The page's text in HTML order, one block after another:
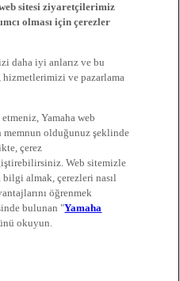
sitesi ziyaretçilerimiz
olması için çerezler
daha iyi anlarız ve bu
ve pazarlama
Yamaha web
memnun olduğunuz şeklinde
çerez
Web sitemizle
almak, çerezleri nasıl
öğrenmek
bulunan "Yamaha
okuyun.